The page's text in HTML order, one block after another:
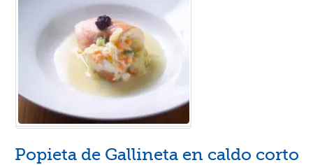
Popieta de Gallineta en caldo corto